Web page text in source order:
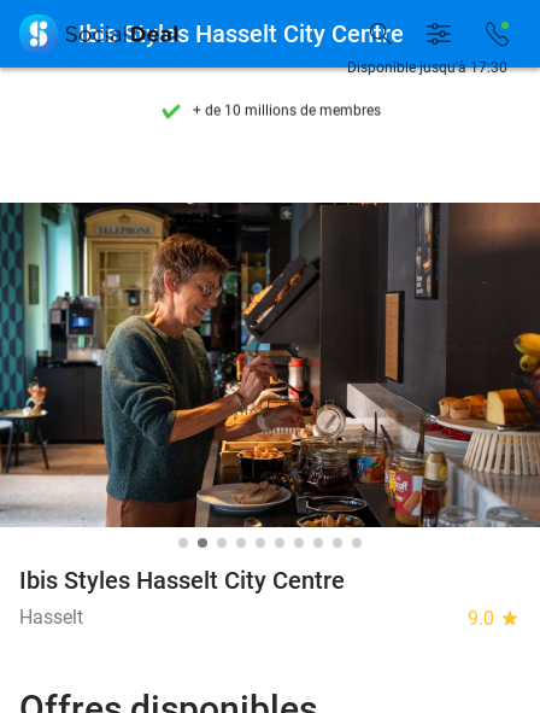
Disponible 7 jours par semaine
+ de 10 millions de membres
Disponible 7 jours par semaine
+ de 10 millions de membres
Disponible jusqu'à 17:30
 Ibis Styles Hasselt City Centre
Ibis Styles Hasselt City Centre
Hasselt 9.0 star